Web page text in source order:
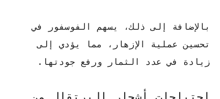
بالإضافة إلى ذلك، يسهم الفوسفور في
تحسين عملية الإزهار، مما يؤدي إلى
زيادة في عدد الثمار ورفع جودتها.